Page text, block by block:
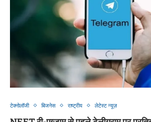
टेक्नोलॉजी बिजनेस राष्ट्रीय लेटेस्ट न्यूज़